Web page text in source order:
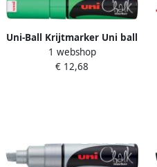
Uni-Ball Krijtmarker Uni ball
fluogroen beitelvormige
punt van 8 mm
1 webshop
€ 12,68